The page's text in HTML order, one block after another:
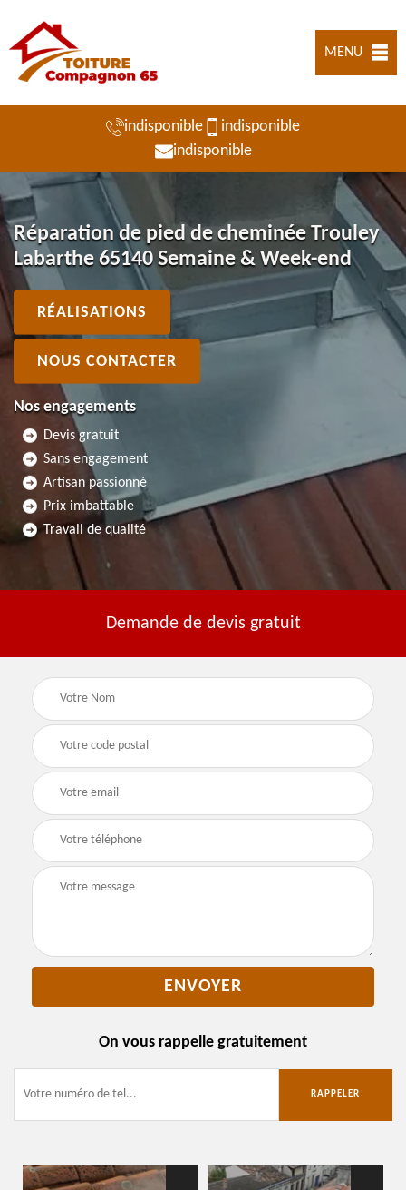
MENU
indisponible
indisponible
indisponible
Réparation de pied de cheminée Trouley
Labarthe 65140 Semaine & Week-end
RÉALISATIONS
NOUS CONTACTER
Nos engagements
Devis gratuit
Sans engagement
Artisan passionné
Prix imbattable
Travail de qualité
Demande de devis gratuit
On vous rappelle gratuitement